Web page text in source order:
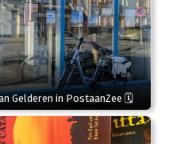
Gelderen in PostaanZee 🗓